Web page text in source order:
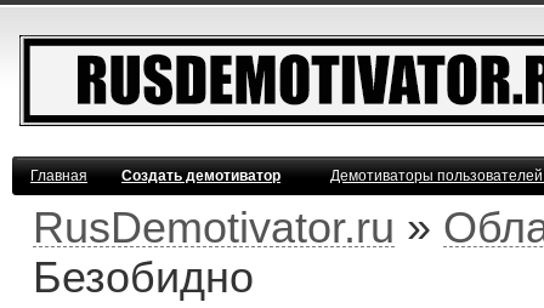
Главная Создать демотиватор Демотиваторы
RusDemotivator.ru »
Безобидно